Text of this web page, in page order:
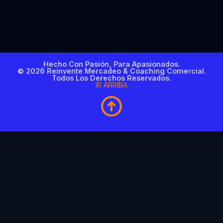
Hecho Con Pasión, Para Apasionados.
© 2026 Reinvente Mercadeo & Coaching Comercial.
Todos Los Derechos Reservados.
IR ARRIBA